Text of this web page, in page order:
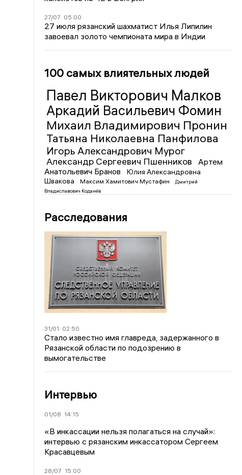
27/07 05:00
27 июля рязанский шахматист Илья Липилин
завоевал золото чемпионата мира в Индии
100 самых влиятельных людей
Павел Викторович Малков
Аркадий Васильевич Фомин
Михаил Владимирович Пронин
Татьяна Николаевна Панфилова
Игорь Александрович Мурог
Александр Сергеевич Пшенников
Артем
Анатольевич Бранов
Юлия Александровна
Швакова
Максим Хамитович Мустафин
Дмитрий
Владиславович Коданёв
Расследования
31/01 02:50
Стало известно имя главреда, задержанного в
Рязанской области по подозрению в
вымогательстве
Интервью
01/08 14:15
«В инкассации нельзя полагаться на случай»:
интервью с рязанским инкассатором Сергеем
Красавцевым
28/07 15:00